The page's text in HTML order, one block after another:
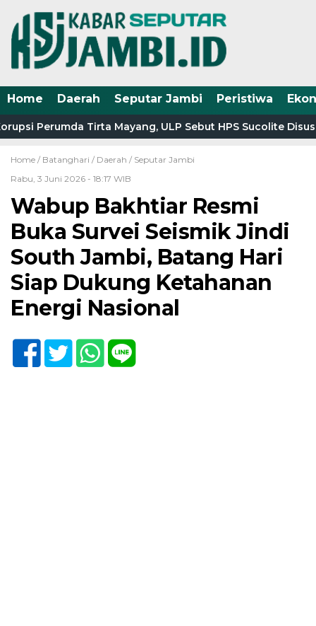
Home Daerah Seputar Jambi Peristiwa
Perumda Tirta Mayang, ULP Sebut HPS Sucolite
Home / Batanghari / Daerah / Seputar Jambi
Rabu, 3 Juni 2026 - 18:17 WIB
Wabup Bakhtiar Resmi
Buka Survei Seismik Jindi
South Jambi, Batang Hari
Siap Dukung Ketahanan
Energi Nasional